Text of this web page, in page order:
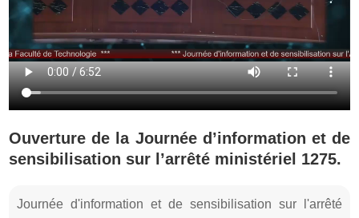
Ouverture de la Journée d’information et de
sensibilisation sur l’arrêté ministériel 1275.
Journée d'information et de sensibilisation sur l'arrêté